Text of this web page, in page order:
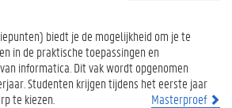
biedt je de mogelijkheid om je te
in de praktische toepassingen en
informatica. Dit vak wordt opgenomen
Studenten krijgen tijdens het eerste jaar
te kiezen.
Masterproef